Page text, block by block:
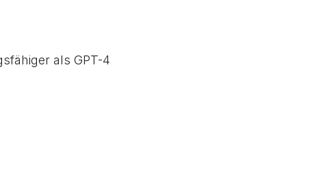
als GPT-4